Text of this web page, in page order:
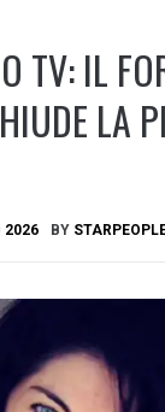
TV: IL
LA
2026 BY